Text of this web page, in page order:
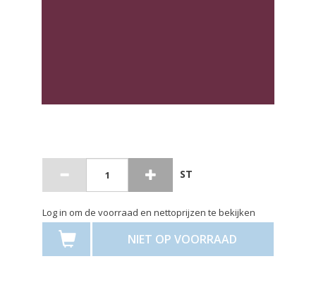
ST
Log in om de voorraad en nettoprijzen te bekijken
NIET OP VOORRAAD